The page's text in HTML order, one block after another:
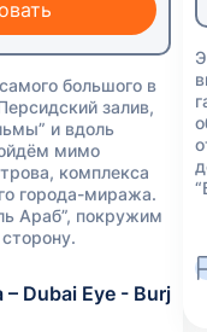
большого в
залив,
и вдоль
мимо
комплекса
города-миража.
Араб”, покружим
Dubai Eye - Burj